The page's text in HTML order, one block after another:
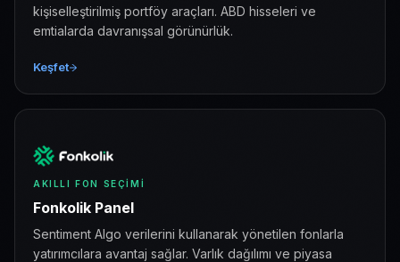
kişiselleştirilmiş portföy araçları. ABD hisseleri ve
emtialarda davranışsal görünürlük.
Keşfet
AKILLI FON SEÇIMI
Fonkolik Panel
Sentiment Algo verilerini kullanarak yönetilen fonlarla
yatırımcılara avantaj sağlar. Varlık dağılımı ve piyasa